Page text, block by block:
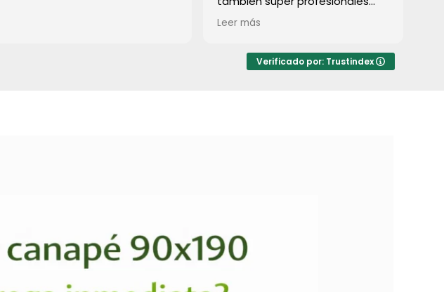
rápido e súper limpios! Lo
recomiendo a todos!
Verificado por: Trustindex